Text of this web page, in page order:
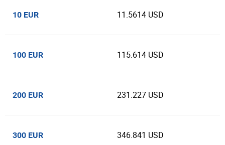
10 EUR 11.5614 USD
100 EUR 115.614 USD
200 EUR 231.227 USD
300 EUR 346.841 USD